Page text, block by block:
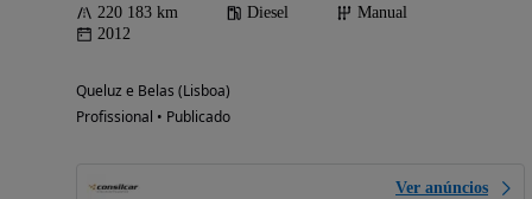
220 183 km Diesel
Manual
2012
Queluz e Belas (Lisboa)
Profissional • Publicado
Ver anúncios